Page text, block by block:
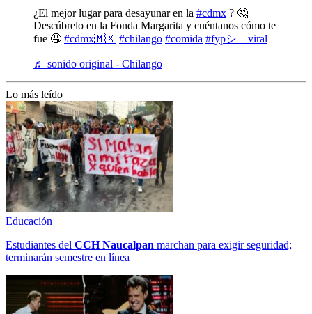
¿El mejor lugar para desayunar en la #cdmx ? 🤔
Descúbrelo en la Fonda Margarita y cuéntanos cómo te
fue 🤤 #cdmx🇲🇽 #chilango #comida #fypシ゚viral
♬ sonido original - Chilango
Lo más leído
Educación
Estudiantes del CCH Naucalpan marchan para exigir seguridad;
terminarán semestre en línea